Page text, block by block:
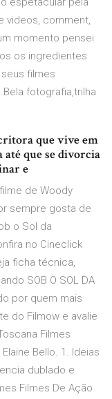
videos, comment,
momento pensei
os ingredientes
filmes
fotografia,trilha
que vive em
que se divorcia
e
de Woody
sempre gosta de
o Sol da
no Cineclick
ficha técnica,
SOB O SOL DA
por quem mais
do Filmow e avalie
Filmes
Bello. 1. Ideias
dublado e
Filmes De Ação